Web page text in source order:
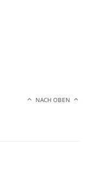
NACH OBEN